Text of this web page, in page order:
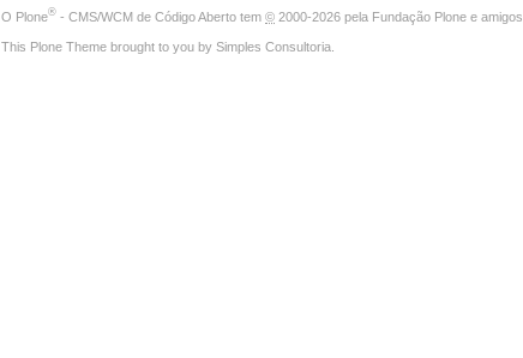
O Plone® - CMS/WCM de Código Aberto tem © 2000-2026 pela Fundação Plone e
This Plone Theme brought to you by Simples Consultoria